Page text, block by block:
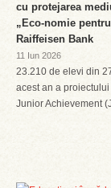
cu protejarea
„Eco-nomie
Raiffeisen Bank
11 Iun 2026
23.210 de elevi din
acest an a
Junior Achievement